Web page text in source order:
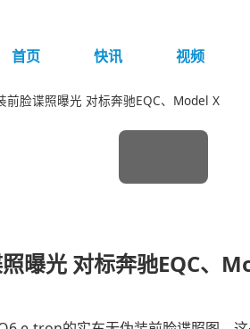
首页
快讯 视频
脸谍照曝光 对标奔驰EQC、Model X
曝光 对标奔驰EQC、